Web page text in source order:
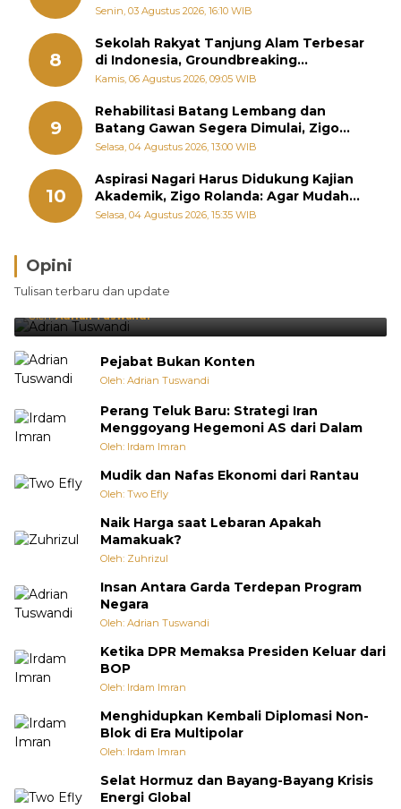
Warga Khawatir Bencana Terulang
Senin, 03 Agustus 2026, 16:10 WIB
8
Sekolah Rakyat Tanjung Alam Terbesar
di Indonesia, Groundbreaking
September
Kamis, 06 Agustus 2026, 09:05 WIB
9
Rehabilitasi Batang Lembang dan
Batang Gawan Segera Dimulai, Zigo
Rolanda Pastikan Proyek Berjalan
Selasa, 04 Agustus 2026, 13:00 WIB
10
Aspirasi Nagari Harus Didukung Kajian
Akademik, Zigo Rolanda: Agar Mudah
Diperjuangkan di Kementerian
Selasa, 04 Agustus 2026, 15:35 WIB
Opini
Tulisan terbaru dan update
Brasil Lebih Diunggulkan, tetapi Jepang Selalu
Punya Cara Membuat Kejutan
Oleh:Adrian Tuswandi
Pejabat Bukan Konten
Oleh: Adrian Tuswandi
Perang Teluk Baru: Strategi Iran
Menggoyang Hegemoni AS dari Dalam
Oleh: Irdam Imran
Mudik dan Nafas Ekonomi dari Rantau
Oleh: Two Efly
Naik Harga saat Lebaran Apakah
Mamakuak?
Oleh: Zuhrizul
Insan Antara Garda Terdepan Program
Negara
Oleh: Adrian Tuswandi
Ketika DPR Memaksa Presiden Keluar dari
BOP
Oleh: Irdam Imran
Menghidupkan Kembali Diplomasi Non-
Blok di Era Multipolar
Oleh: Irdam Imran
Selat Hormuz dan Bayang-Bayang Krisis
Energi Global